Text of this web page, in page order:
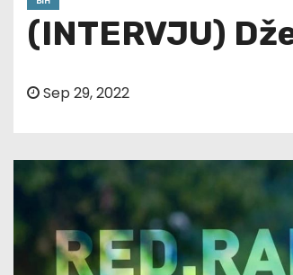
(INTERVJU)
Sep 29, 2022